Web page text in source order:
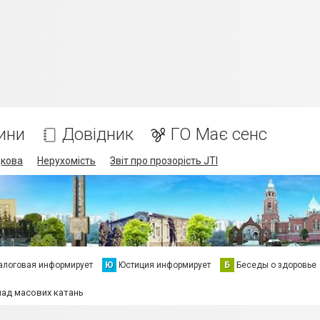
Довідник ГО Має сенс
Нерухомість Звіт про прозорість JTI
информирует Ю Юстиция информирует Б Беседы о здоровье
масових катань